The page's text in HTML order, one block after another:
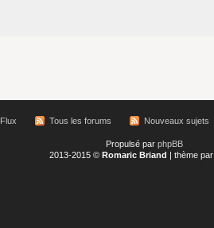
Flux Tous les forums Nouveaux sujets
Propulsé par phpBB
2013-2015 © Romaric Briand | thème par